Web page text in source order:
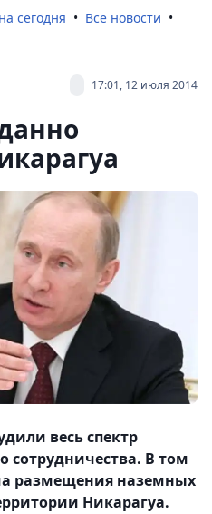
сегодня
Все новости
17:01, 12 июля 2014
весь спектр
сотрудничества. В том
размещения наземных
Никарагуа.